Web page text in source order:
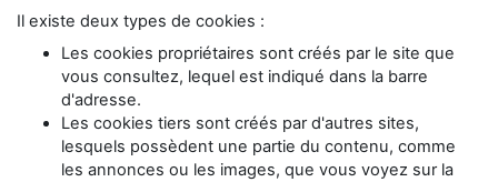
Il existe deux types de cookies :
Les cookies propriétaires sont créés par le site que
vous consultez, lequel est indiqué dans la barre
d'adresse.
Les cookies tiers sont créés par d'autres sites,
lesquels possèdent une partie du contenu, comme
les annonces ou les images, que vous voyez sur la